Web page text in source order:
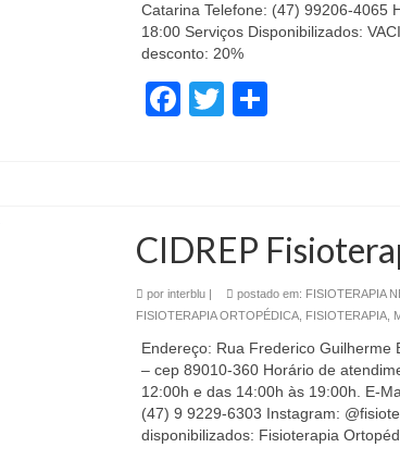
Catarina Telefone: (47) 99206-4065
18:00 Serviços Disponibilizados:
desconto: 20%
Facebook
Twitter
CIDREP
por interblu| postado em: FISIOTERAPIA
FISIOTERAPIA ORTOPÉDICA, FISIOTERAPIA,
Endereço: Rua Frederico Guilherme
– cep 89010-360 Horário de
12:00h e das 14:00h às 19:00h. E-
(47) 9 9229-6303 Instagram:
disponibilizados: Fisioterapia